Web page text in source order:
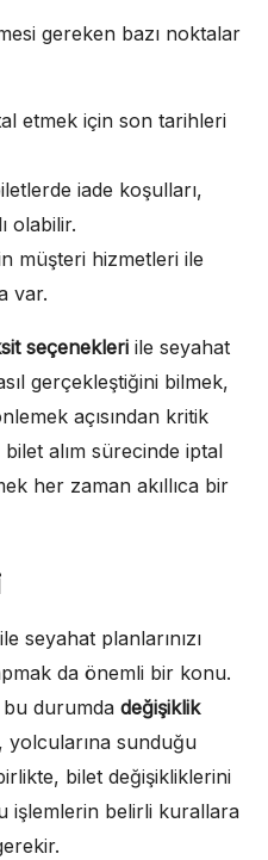
gereken bazı noktalar
etmek için son tarihleri
iade koşulları,
olabilir.
müşteri hizmetleri ile
var.
seçenekleri ile seyahat
gerçekleştiğini bilmek,
açısından kritik
alım sürecinde iptal
her zaman akıllıca bir
seyahat planlarınızı
da önemli bir konu.
durumda değişiklik
yolcularına sunduğu
bilet değişikliklerini
işlemlerin belirli kurallara